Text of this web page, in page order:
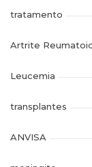
tratamento
Artrite
Leucemia
transplantes
ANVISA